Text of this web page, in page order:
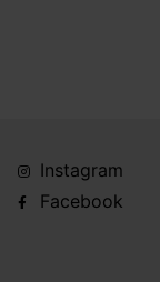
Instagram
Facebook